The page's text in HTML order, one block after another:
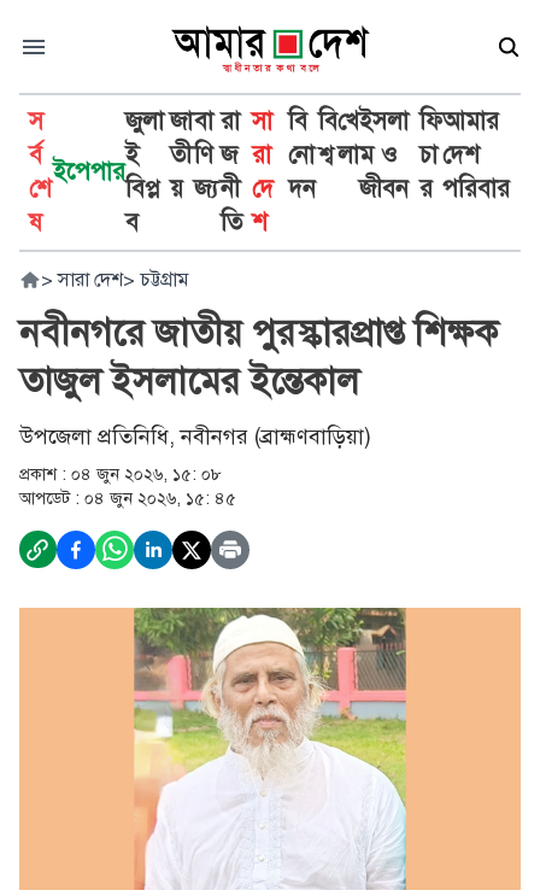
স
র্ব
শে
ষ
ইপেপার
জুলা
ই
বিপ্ল
ব
জা
তী
য়
বা
ণি
জ্য
রা
জ
নী
তি
সা
রা
দে
শ
বি
নো
দন
বি
শ্ব
খে
লা
ইসলা
ম ও
জীবন
ফি
চা
র
আমার
দেশ
পরিবার
> সারা দেশ> চট্টগ্রাম
নবীনগরে জাতীয় পুরস্কারপ্রাপ্ত শিক্ষক
তাজুল ইসলামের ইন্তেকাল
উপজেলা প্রতিনিধি, নবীনগর (ব্রাহ্মণবাড়িয়া)
প্রকাশ : ০৪ জুন ২০২৬, ১৫: ০৮
আপডেট : ০৪ জুন ২০২৬, ১৫: ৪৫